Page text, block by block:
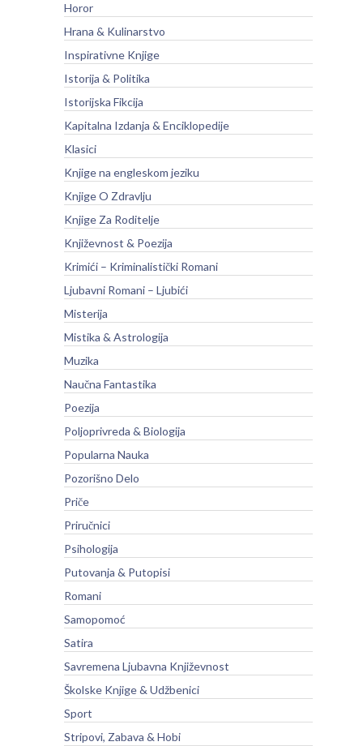
Horor
Hrana & Kulinarstvo
Inspirativne Knjige
Istorija & Politika
Istorijska Fikcija
Kapitalna Izdanja & Enciklopedije
Klasici
Knjige na engleskom jeziku
Knjige O Zdravlju
Knjige Za Roditelje
Književnost & Poezija
Krimići – Kriminalistički Romani
Ljubavni Romani – Ljubići
Misterija
Mistika & Astrologija
Muzika
Naučna Fantastika
Poezija
Poljoprivreda & Biologija
Popularna Nauka
Pozorišno Delo
Priče
Priručnici
Psihologija
Putovanja & Putopisi
Romani
Samopomoć
Satira
Savremena Ljubavna Književnost
Školske Knjige & Udžbenici
Sport
Stripovi, Zabava & Hobi